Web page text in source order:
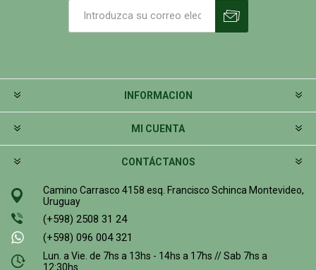
INFORMACION
MI CUENTA
CONTÁCTANOS
Camino Carrasco 4158 esq. Francisco Schinca Montevideo,
Uruguay
(+598) 2508 31 24
(+598) 096 004 321
Lun. a Vie. de 7hs a 13hs - 14hs a 17hs // Sab 7hs a
12:30hs